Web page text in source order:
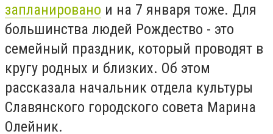
запланировано и на 7 января тоже. Для
большинства людей Рождество - это
семейный праздник, который проводят в
кругу родных и близких. Об этом
рассказала начальник отдела культуры
Славянского городского совета Марина
Олейник.